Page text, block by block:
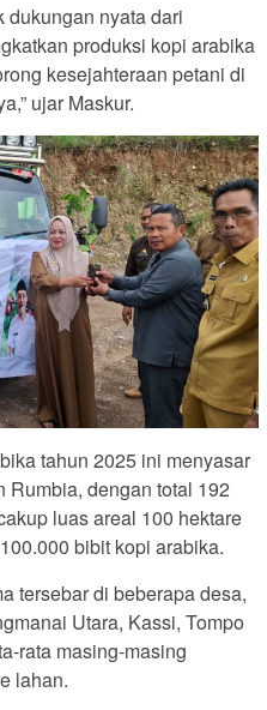
dukungan nyata dari
produksi kopi arabika
kesejahteraan petani di
ujar Maskur.
tahun 2025 ini menyasar
Rumbia, dengan total 192
luas areal 100 hektare
bibit kopi arabika.
tersebar di beberapa desa,
Utara, Kassi, Tompo
rata masing-masing
lahan.